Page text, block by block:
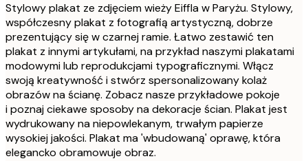
Stylowy plakat ze zdjęciem wieży Eiffla w Paryżu. Stylowy,
współczesny plakat z fotografią artystyczną, dobrze
prezentujący się w czarnej ramie. Łatwo zestawić ten
plakat z innymi artykułami, na przykład naszymi plakatami
modowymi lub reprodukcjami typograficznymi. Włącz
swoją kreatywność i stwórz spersonalizowany kolaż
obrazów na ścianę. Zobacz nasze przykładowe pokoje
i poznaj ciekawe sposoby na dekoracje ścian. Plakat jest
wydrukowany na niepowlekanym, trwałym papierze
wysokiej jakości. Plakat ma 'wbudowaną' oprawę, która
elegancko obramowuje obraz.